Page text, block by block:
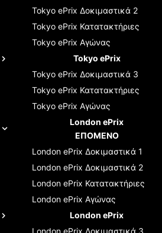
Tokyo ePrix Δοκιμαστικά 2
Tokyo ePrix Κατατακτήριες
Tokyo ePrix Αγώνας
Tokyo ePrix
Tokyo ePrix Δοκιμαστικά 3
Tokyo ePrix Κατατακτήριες
Tokyo ePrix Αγώνας
London ePrix
ΕΠΟΜΕΝΟ
London ePrix Δοκιμαστικά 1
London ePrix Δοκιμαστικά 2
London ePrix Κατατακτήριες
London ePrix Αγώνας
London ePrix
London ePrix Δοκιμαστικά 3